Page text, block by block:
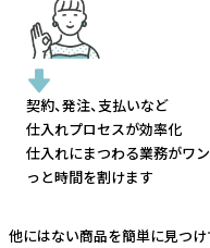
契約、発注、支払いなど
仕入れプロセスが効率化
仕入れにまつわる業務がワ
っと時間を割けます
他にはない商品を簡単に見つけ